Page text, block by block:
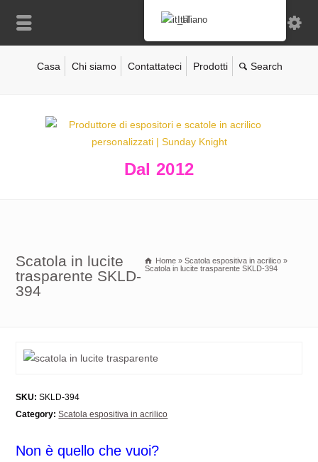
Casa Chi siamo Contattateci Prodotti
Dal 2012
Scatola in lucite
trasparente SKLD-
394
Home » Scatola espositiva in acrilico »
Scatola in lucite trasparente SKLD-394
SKU: SKLD-394
Category: Scatola espositiva in acrilico
Non è quello che vuoi?
Italiano